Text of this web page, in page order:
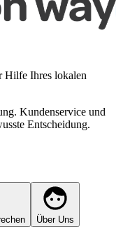
Hilfe Ihres lokalen
Kundenservice und
Entscheidung.
Über Uns